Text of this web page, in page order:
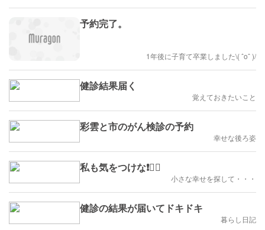
予約完了。
1年後に子育て卒業しました\( ˆoˆ )/
健診結果届く
覚えておきたいこと
彩雲と市のがん検診の予約
幸せな後ろ姿
私も気をつけな❗😮‍💨
小さな幸せを探して・・・
健診の結果が届いてドキドキ
暮らし日記